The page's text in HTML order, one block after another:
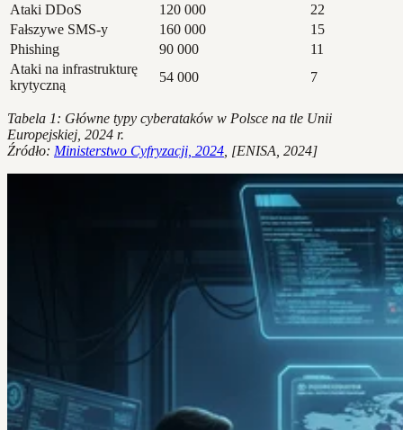
Ataki DDoS
120 000
22
Fałszywe SMS-y
160 000
15
Phishing
90 000
11
Ataki na infrastrukturę
krytyczną
54 000 7
Tabela 1: Główne typy cyberataków w Polsce na tle Unii
Europejskiej, 2024 r.
Źródło: Ministerstwo Cyfryzacji, 2024 , [ENISA, 2024]